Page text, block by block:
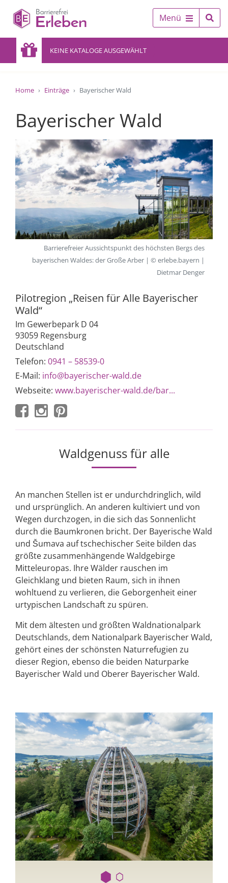
Menü
KEINE KATALOGE AUSGEWÄHLT
Home Einträge Bayerischer Wald
Bayerischer Wald
Barrierefreier Aussichtspunkt des höchsten Bergs des
bayerischen Waldes: der Große Arber | © erlebe.bayern |
Dietmar Denger
Pilotregion „Reisen für Alle Bayerischer
Wald“
Im Gewerbepark D 04
93059 Regensburg
Deutschland
Telefon: 0941 – 58539-0
E-Mail: info@bayerischer-wald.de
Webseite: www.bayerischer-wald.de/bar...
Waldgenuss für alle
An manchen Stellen ist er undurchdringlich, wild
und ursprünglich. An anderen kultiviert und von
Wegen durchzogen, in die sich das Sonnenlicht
durch die Baumkronen bricht. Der Bayerische Wald
und Šumava auf tschechischer Seite bilden das
größte zusammenhängende Waldgebirge
Mitteleuropas. Ihre Wälder rauschen im
Gleichklang und bieten Raum, sich in ihnen
wohltuend zu verlieren, die Geborgenheit einer
urtypischen Landschaft zu spüren.
Mit dem ältesten und größten Waldnationalpark
Deutschlands, dem Nationalpark Bayerischer Wald,
gehört eines der schönsten Naturrefugien zu
dieser Region, ebenso die beiden Naturparke
Bayerischer Wald und Oberer Bayerischer Wald.